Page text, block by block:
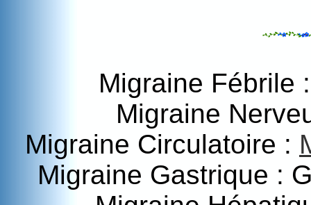
Migraine Fébrile
Migraine
Migraine Circulatoire :
Migraine Gastrique :